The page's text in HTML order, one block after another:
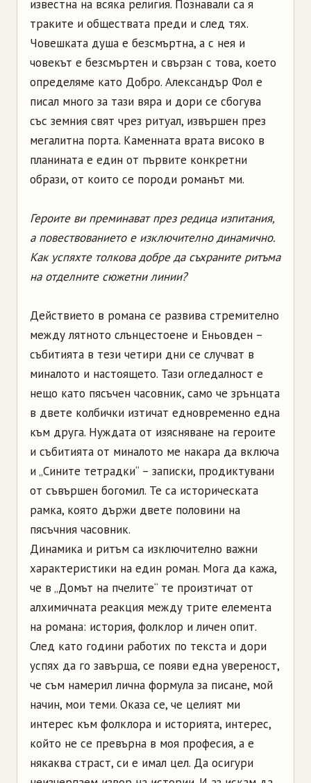
известна на всяка религия. Познавали са я
траките и обществата преди и след тях.
Човешката душа е безсмъртна, а с нея и
човекът е безсмъртен и свързан с това, което
определяме като Добро. Александър Фол е
писал много за тази вяра и дори се сбогува
със земния свят чрез ритуал, извършен през
мегалитна порта. Каменната врата високо в
планината е един от първите конкретни
образи, от които се породи романът ми.
Героите ви преминават през редица изпитания,
а повествованието е изключително динамично.
Как успяхте толкова добре да съхраните ритъма
на отделните сюжетни линии?
Действието в романа се развива стремително
между лятното слънцестоене и Еньовден –
събитията в тези четири дни се случват в
миналото и настоящето. Тази огледалност е
нещо като пясъчен часовник, само че зрънцата
в двете колбички изтичат едновременно една
към друга. Нуждата от изясняване на героите
и събитията от миналото ме накара да включа
и „Сините тетрадки“ – записки, продиктувани
от съвършен богомил. Те са историческата
рамка, която държи двете половини на
пясъчния часовник.
Динамика и ритъм са изключително важни
характеристики на един роман. Мога да кажа,
че в „Домът на пчелите“ те произтичат от
алхимичната реакция между трите елемента
на романа: история, фолклор и личен опит.
След като години работих по текста и дори
успях да го завърша, се появи една увереност,
че съм намерил лична формула за писане, мой
начин, мои теми. Оказа се, че целият ми
интерес към фолклора и историята, интерес,
който не се превърна в моя професия, а е
някаква страст, си е имал цел. Да осигури